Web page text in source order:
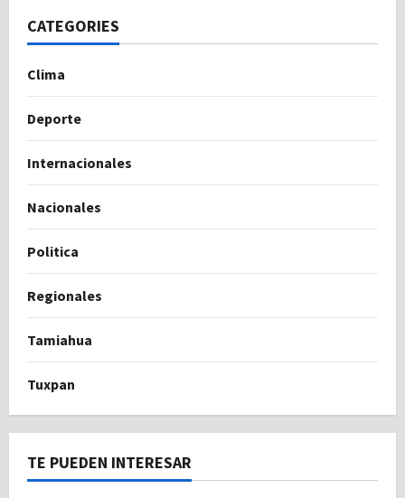
CATEGORIES
Clima
Deporte
Internacionales
Nacionales
Politica
Regionales
Tamiahua
Tuxpan
TE PUEDEN INTERESAR